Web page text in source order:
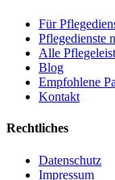
Für
Pflegedienste
Alle
Blog
Empfohlene
Kontakt
Rechtliches
Datenschutz
Impressum